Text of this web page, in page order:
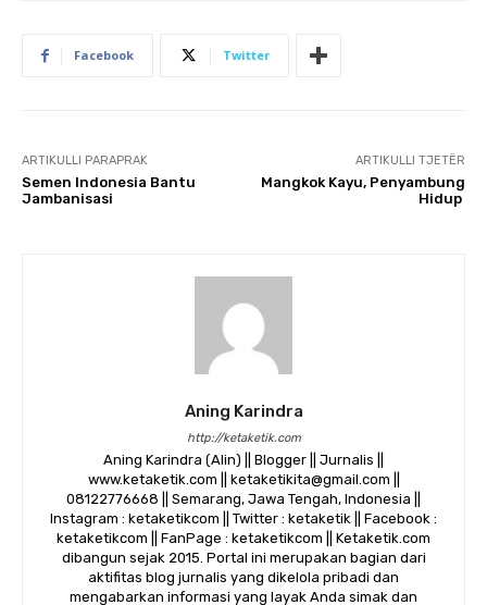
Facebook Twitter
ARTIKULLI PARAPRAK
Semen Indonesia Bantu
Jambanisasi
ARTIKULLI TJETËR
Mangkok Kayu, Penyambung
Hidup
Aning Karindra
http://ketaketik.com
Aning Karindra (Alin) || Blogger || Jurnalis ||
www.ketaketik.com || ketaketikita@gmail.com ||
08122776668 || Semarang, Jawa Tengah, Indonesia ||
Instagram : ketaketikcom || Twitter : ketaketik || Facebook :
ketaketikcom || FanPage : ketaketikcom || Ketaketik.com
dibangun sejak 2015. Portal ini merupakan bagian dari
aktifitas blog jurnalis yang dikelola pribadi dan
mengabarkan informasi yang layak Anda simak dan